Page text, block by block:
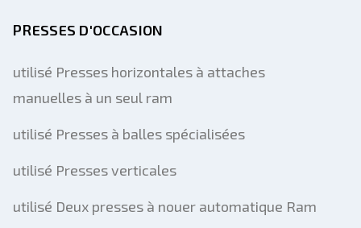
PRESSES D'OCCASION
utilisé Presses horizontales à attaches
manuelles à un seul ram
utilisé Presses à balles spécialisées
utilisé Presses verticales
utilisé Deux presses à nouer automatique Ram